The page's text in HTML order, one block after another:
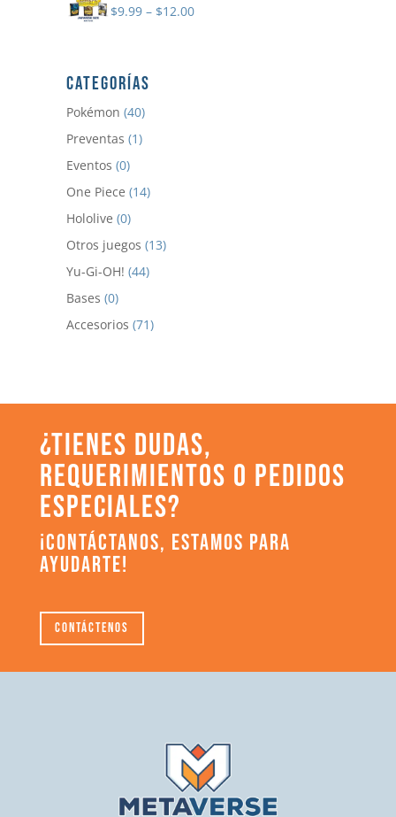
$9.99– $12.00
CATEGORÍAS
Pokémon (40)
Preventas (1)
Eventos (0)
One Piece (14)
Hololive (0)
Otros juegos (13)
Yu-Gi-OH! (44)
Bases (0)
Accesorios (71)
¿TIENES DUDAS,
REQUERIMIENTOS O PEDIDOS
ESPECIALES?
¡CONTÁCTANOS, ESTAMOS PARA
AYUDARTE!
Contáctenos